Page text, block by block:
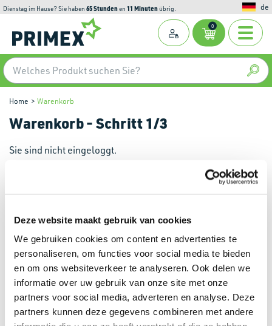
Deze website maakt gebruik van cookies
We gebruiken cookies om content en advertenties te
personaliseren, om functies voor social media te bieden
en om ons websiteverkeer te analyseren. Ook delen we
informatie over uw gebruik van onze site met onze
partners voor social media, adverteren en analyse. Deze
partners kunnen deze gegevens combineren met andere
Dienstag im Hause? Sie haben 65Stundenen 11 Minutenübrig. de
0
Home Warenkorb
Warenkorb- Schritt 1/3
Sie sind nicht eingeloggt.
sein. Wenn Sie
Für weitere Informationen über unsere Produkte und
alle Möglichkeiten,mailen Sie uns bitte.
Folge uns